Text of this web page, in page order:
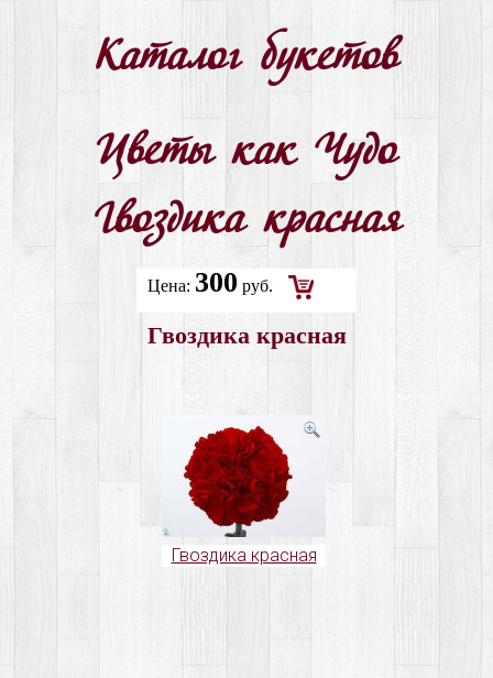
Каталог букетов
Цветы как Чудо
Гвоздика красная
Цена: 300 руб.
Добавить
в
Гвоздика красная
Гвоздика красная